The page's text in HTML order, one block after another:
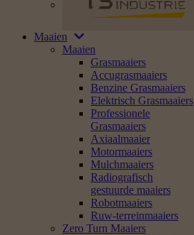
Maaien
Maaien
Grasmaaiers
Accugrasmaaiers
Benzine Grasmaaiers
Elektrisch Grasmaaiers
Professionele
Grasmaaiers
Axiaalmaaier
Motormaaiers
Mulchmaaiers
Radiografisch
gestuurde maaiers
Robotmaaiers
Ruw-terreinmaaiers
Zero Turn Maaiers